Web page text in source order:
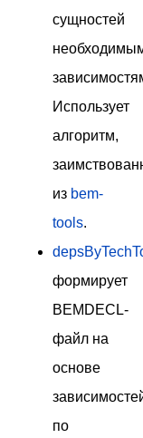
сущностей
Использует
алгоритм,
из bem-
tools.
формирует
BEMDECL-
файл на
основе
по